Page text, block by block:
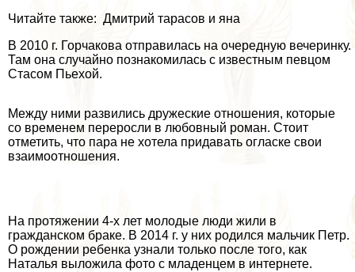
Читайте также: Дмитрий тарасов и яна
В 2010 г. Горчакова отправилась на очередную вечеринку.
Там она случайно познакомилась с известным певцом
Стасом Пьехой.
Между ними развились дружеские отношения, которые
со временем переросли в любовный роман. Стоит
отметить, что пара не хотела придавать огласке свои
взаимоотношения.
На протяжении 4-х лет молодые люди жили в
гражданском бpaке. В 2014 г. у них родился мальчик Петр.
О рождении ребенка узнали только после того, как
Наталья выложила фото с младенцем в интернете.